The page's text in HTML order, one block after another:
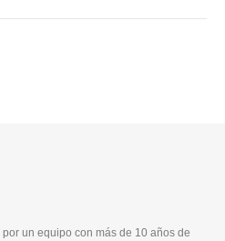
un equipo con más de 10 años de